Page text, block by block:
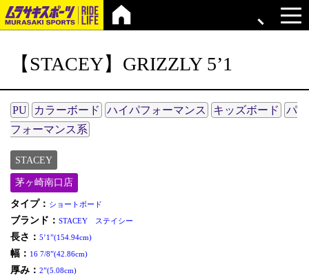
【STACEY】GRIZZLY 5’1
PU カラーボード ハイパフォーマンス キッズボード
パ
フォーマンス系
STACEY
茅ヶ崎南口店
タイプ： ショートボード
ブランド： STACEY ステイシー
長さ： 5’1”(154.94cm)
幅： 16 7/8”(42.86cm)
厚み： 2”(5.08cm)